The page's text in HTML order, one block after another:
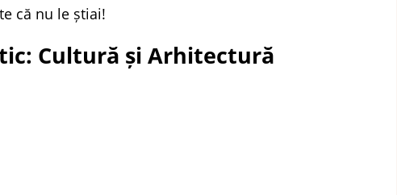
că nu le știai!
Cultură și Arhitectură